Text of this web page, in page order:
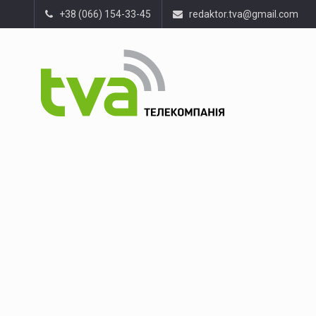
+38 (066) 154-33-45 redaktor.tva@gmail.com